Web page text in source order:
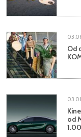
Od
od